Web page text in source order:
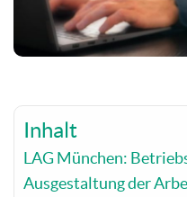
Inhalt
LAG München:
Ausgestaltung der